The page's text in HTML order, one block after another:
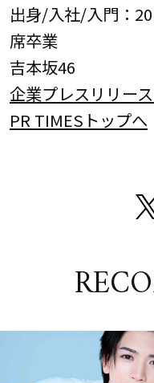
出身/入社/入門：
席卒業
吉本坂46
企業プレスリリー
PR TIMESトップへ